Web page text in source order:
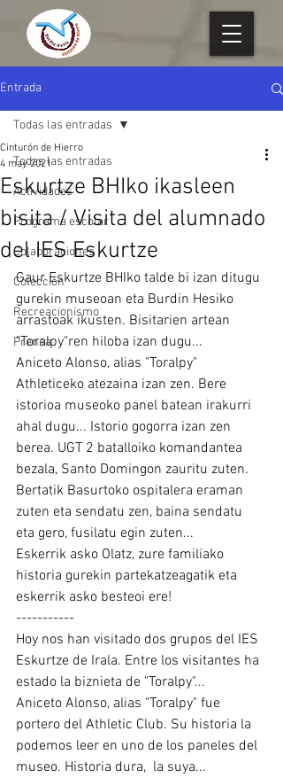
Entrada
Todas las entradas
Actividades
Programa escolar
Colaboraciones
Colección
Recreacionismo
Prensa
Todas las entradas
Eskurtze BHIko ikasleen
bisita / Visita del alumnado
del IES Eskurtze
Cinturón de Hierro
4 may 2021
Gaur Eskurtze BHIko talde bi izan ditugu
gurekin museoan eta Burdin Hesiko
arrastoak ikusten. Bisitarien artean
"Toralpy"ren hiloba izan dugu...
Aniceto Alonso, alias "Toralpy"
Athleticeko atezaina izan zen. Bere
istorioa museoko panel batean irakurri
ahal dugu... Istorio gogorra izan zen
berea. UGT 2 batalloiko komandantea
bezala, Santo Domingon zauritu zuten.
Bertatik Basurtoko ospitalera eraman
zuten eta sendatu zen, baina sendatu
eta gero, fusilatu egin zuten...
Eskerrik asko Olatz, zure familiako
historia gurekin partekatzeagatik eta
eskerrik asko besteoi ere!
-----------
Hoy nos han visitado dos grupos del IES
Eskurtze de Irala. Entre los visitantes ha
estado la biznieta de "Toralpy"...
Aniceto Alonso, alias "Toralpy" fue
portero del Athletic Club. Su historia la
podemos leer en uno de los paneles del
museo. Historia dura,  la suya...